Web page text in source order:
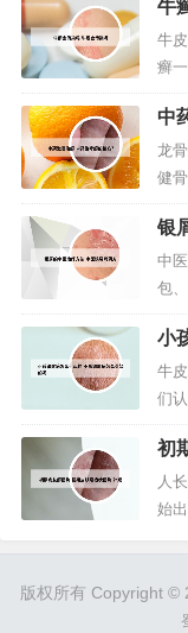
min
些
请
牛
牛
癣
为
期
会
出
感
中
龙
健
能
同
风
要
的
银
中
包
单
医
一
疗
病
小
起
牛
们
用
的
以
传
初
人
始
圆
开
版权所有 Copyright ©